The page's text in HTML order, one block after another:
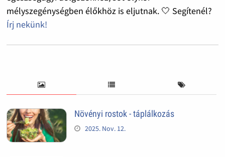
mélyszegénységben élőkhöz is eljutnak. 🤍 Segítenél?
Írj nekünk!
Növényi rostok - táplálkozás
2025. Nov. 12.